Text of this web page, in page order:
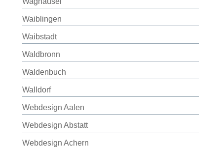
Waiblingen
Waibstadt
Waldbronn
Waldenbuch
Walldorf
Webdesign Aalen
Webdesign Abstatt
Webdesign Achern